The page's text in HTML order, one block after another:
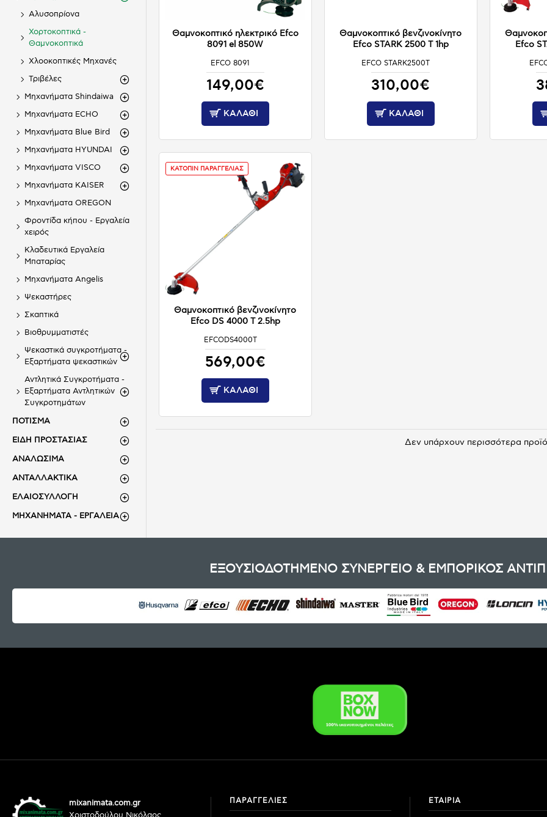
Αλυσοπρίονα
Χορτοκοπτικά -
Θαμνοκοπτικά
Χλοοκοπτικές Μηχανές
Τριβέλες
Μηχανήματα Shindaiwa
Μηχανήματα ECHO
Μηχανήματα Blue Bird
Μηχανήματα HYUNDAI
Μηχανήματα VISCO
Μηχανήματα KAISER
Μηχανήματα OREGON
Φροντίδα κήπου - Εργαλεία
χειρός
Κλαδευτικά Εργαλεία
Μπαταρίας
Μηχανήματα Angelis
Ψεκαστήρες
Σκαπτικά
Βιοθρυμματιστές
Ψεκαστικά συγκροτήματα -
Εξαρτήματα ψεκαστικών
Αντλητικά Συγκροτήματα -
Εξαρτήματα Αντλητικών
Συγκροτημάτων
ΠΟΤΙΣΜΑ
ΕΙΔΗ ΠΡΟΣΤΑΣΙΑΣ
ΑΝΑΛΩΣΙΜΑ
ΑΝΤΑΛΛΑΚΤΙΚΑ
ΕΛΑΙΟΣΥΛΛΟΓΗ
ΜΗΧΑΝΗΜΑΤΑ - ΕΡΓΑΛΕΙΑ
EFCO 8091
Θαμνοκοπτικό ηλεκτρικό Efco
8091 el 850W
149,00€
ΚΑΛΆΘΙ
EFCO STARK2500T
Θαμνοκοπτικό βενζινοκίνητο
Efco STARK 2500 T 1hp
310,00€
ΚΑΛΆΘΙ
Efco
ΚΑΤΟΠΙΝ ΠΑΡΑΓΓΕΛΙΑΣ
EFCODS4000T
Θαμνοκοπτικό βενζινοκίνητο
Efco DS 4000 T 2.5hp
569,00€
ΚΑΛΆΘΙ
Δεν υπάρχουν περισσότερα
ΕΞΟΥΣΙΟΔΟΤΗΜΕΝΟ ΣΥΝΕΡΓΕΙΟ & ΕΜΠΟΡΙΚΟΣ
mixanimata.com.gr
ΠΑΡΑΓΓΕΛΙΕΣ ΕΤΑΙΡΙΑ